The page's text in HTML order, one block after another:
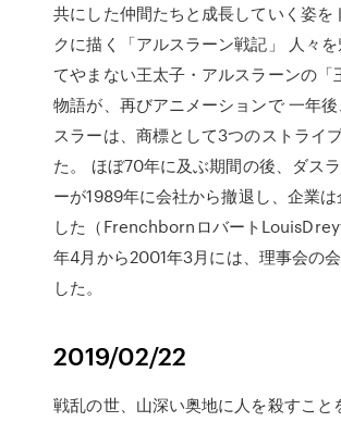
共にした仲間たちと成長していく姿を
クに描く「アルスラーン戦記」 人々
てやまない王太子・アルスラーンの「
物語が、再びアニメーションで 一年
スラーは、商標として3つのストライ
た。 ほぼ70年に及ぶ期間の後、ダス
ーが1989年に会社から撤退し、企業
した（Frenchbornロバート
年4月から2001年3月には、理事会の
した。
2019/02/22
戦乱の世、山深い奥地に人を殺すこと